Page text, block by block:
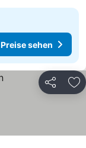
Preise sehen
Teilen